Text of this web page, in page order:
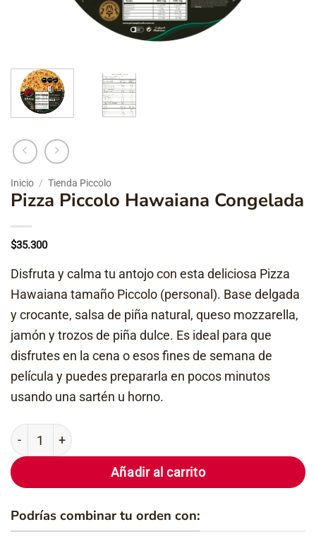
Inicio / Tienda Piccolo
Pizza Piccolo Hawaiana Congelada
$35.300
Disfruta y calma tu antojo con esta deliciosa Pizza
Hawaiana tamaño Piccolo (personal). Base delgada
y crocante, salsa de piña natural, queso mozzarella,
jamón y trozos de piña dulce. Es ideal para que
disfrutes en la cena o esos fines de semana de
película y puedes prepararla en pocos minutos
usando una sartén u horno.
Pizza Piccolo Hawaiana Congelada cantidad
Añadir al carrito
Podrías combinar tu orden con: